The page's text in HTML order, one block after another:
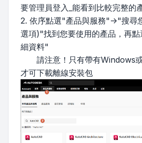
要管理員登入_能看到比較完整的
2. 依序點選"產品與服務"->"搜尋
選項)"找到您要使用的產品，再
細資料"
請注意！只有帶有Windows
才可下載離線安裝包